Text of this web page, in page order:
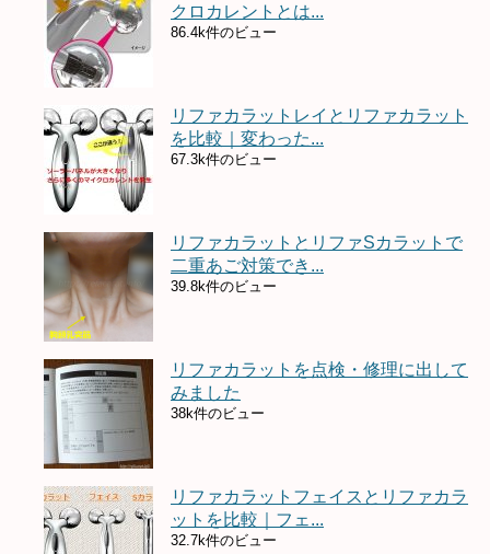
クロカレントとは...
86.4k件のビュー
リファカラットレイとリファカラット
を比較｜変わった...
67.3k件のビュー
リファカラットとリファSカラットで
二重あご対策でき...
39.8k件のビュー
リファカラットを点検・修理に出して
みました
38k件のビュー
リファカラットフェイスとリファカラ
ットを比較｜フェ...
32.7k件のビュー